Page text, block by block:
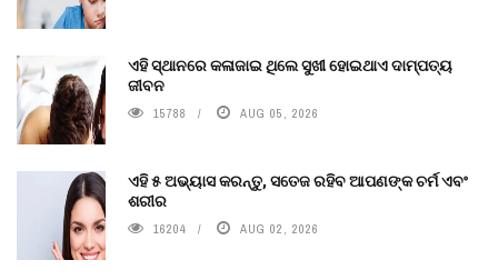
ଏହି ସ୍ଥାନରେ କଳାଜାଇ ଥିଲେ ସୁଖୀ ହୋଇଥାଏ ଦାମ୍ପତ୍ୟ
ଜୀବନ
15788 AUG 05, 2026
ଏହି ୫ ଅଭ୍ୟାସ କରନ୍ତୁ, ସତେଜ ରହିବ ଆପଣଙ୍କ ଚର୍ମ ଏବଂ
ଶରୀର
16204 AUG 02, 2026